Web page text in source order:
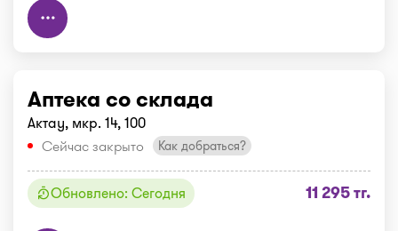
Аптека со склада
Актау, мкр. 14, 100
Сейчас закрыто
Как добраться?
Обновлено: Сегодня 11 295 тг.